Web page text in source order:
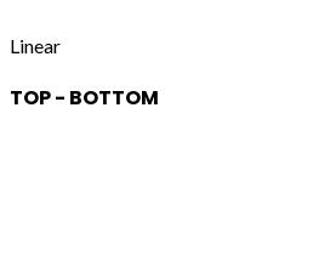
Linear
TOP - BOTTOM